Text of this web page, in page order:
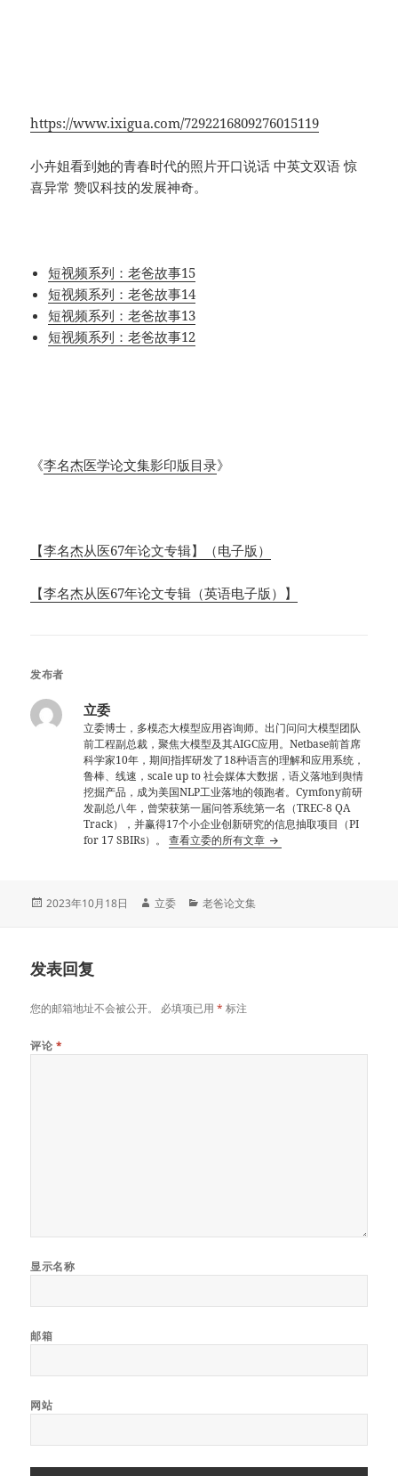
https://www.ixigua.com/7292216809276015119
小卉姐看到她的青春时代的照片开口说话 中英文双语 惊
喜异常 赞叹科技的发展神奇。
短视频系列：老爸故事15
短视频系列：老爸故事14
短视频系列：老爸故事13
短视频系列：老爸故事12
《李名杰医学论文集影印版目录》
【李名杰从医67年论文专辑】（电子版）
【李名杰从医67年论文专辑（英语电子版）】
发布者
立委
立委博士，多模态大模型应用咨询师。出门问问大模型团队
前工程副总裁，聚焦大模型及其AIGC应用。Netbase前首席
科学家10年，期间指挥研发了18种语言的理解和应用系统，
鲁棒、线速，scale up to 社会媒体大数据，语义落地到舆情
挖掘产品，成为美国NLP工业落地的领跑者。Cymfony前研
发副总八年，曾荣获第一届问答系统第一名（TREC-8 QA
Track），并赢得17个小企业创新研究的信息抽取项目（PI
for 17 SBIRs）。查看立委的所有文章
发
2023年10月18日
作
立委
分
老爸论文集
发表回复
您的邮箱地址不会被公开。 必填项已用* 标注
评论 *
显示名称
邮箱
网站